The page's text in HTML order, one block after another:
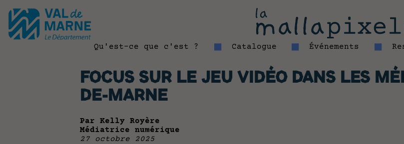
Qu'est-ce que c'est ? Catalogue Événements
FOCUS SUR LE JEU VIDÉO DANS LES
DE-MARNE
Par Kelly Royère
Médiatrice numérique
27 octobre 2025